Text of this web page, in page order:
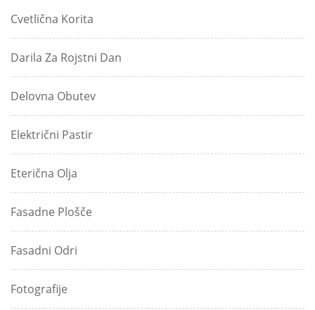
Cvetlična Korita
Darila Za Rojstni Dan
Delovna Obutev
Električni Pastir
Eterična Olja
Fasadne Plošče
Fasadni Odri
Fotografije